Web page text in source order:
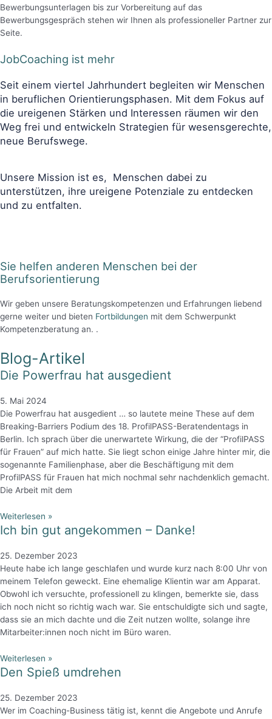
Bewerbungsunterlagen bis zur Vorbereitung auf das
Bewerbungsgespräch stehen wir Ihnen als professioneller Partner zur
Seite.
JobCoaching ist mehr
Seit einem viertel Jahrhundert begleiten wir Menschen
in beruflichen Orientierungsphasen. Mit dem Fokus auf
die ureigenen Stärken und Interessen räumen wir den
Weg frei und entwickeln Strategien für wesensgerechte,
neue Berufswege.
Unsere Mission ist es, Menschen dabei zu
unterstützen, ihre ureigene Potenziale zu entdecken
und zu entfalten.
Sie helfen anderen Menschen bei der
Berufsorientierung
Wir geben unsere Beratungskompetenzen und Erfahrungen liebend
gerne weiter und bieten Fortbildungen mit dem Schwerpunkt
Kompetenzberatung an. .
Blog-Artikel
Die Powerfrau hat ausgedient
5. Mai 2024
Die Powerfrau hat ausgedient … so lautete meine These auf dem
Breaking-Barriers Podium des 18. ProfilPASS-Beratendentags in
Berlin. Ich sprach über die unerwartete Wirkung, die der “ProfilPASS
für Frauen” auf mich hatte. Sie liegt schon einige Jahre hinter mir, die
sogenannte Familienphase, aber die Beschäftigung mit dem
ProfilPASS für Frauen hat mich nochmal sehr nachdenklich gemacht.
Die Arbeit mit dem
Weiterlesen »
Ich bin gut angekommen – Danke!
25. Dezember 2023
Heute habe ich lange geschlafen und wurde kurz nach 8:00 Uhr von
meinem Telefon geweckt. Eine ehemalige Klientin war am Apparat.
Obwohl ich versuchte, professionell zu klingen, bemerkte sie, dass
ich noch nicht so richtig wach war. Sie entschuldigte sich und sagte,
dass sie an mich dachte und die Zeit nutzen wollte, solange ihre
Mitarbeiter:innen noch nicht im Büro waren.
Weiterlesen »
Den Spieß umdrehen
25. Dezember 2023
Wer im Coaching-Business tätig ist, kennt die Angebote und Anrufe